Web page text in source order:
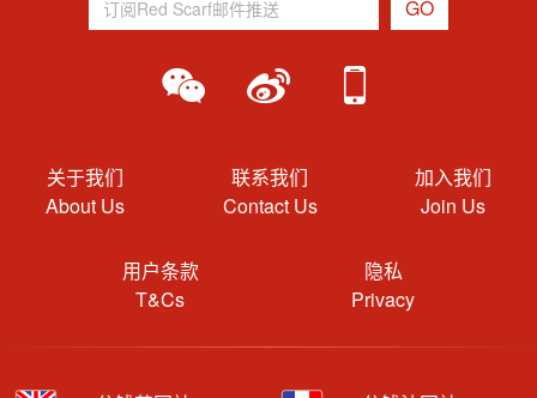
关于我们
About Us
联系我们
Contact Us
加入我们
Join Us
用户条款
T&Cs
隐私
Privacy